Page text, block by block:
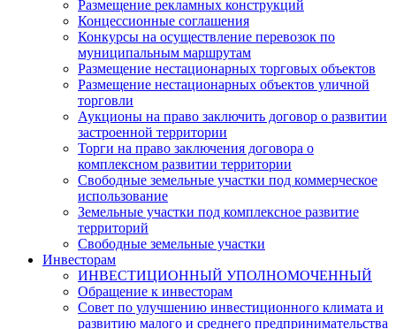
Размещение рекламных конструкций
Концессионные соглашения
Конкурсы на осуществление перевозок по
муниципальным маршрутам
Размещение нестационарных торговых объектов
Размещение нестационарных объектов уличной
торговли
Аукционы на право заключить договор о развитии
застроенной территории
Торги на право заключения договора о
комплексном развитии территории
Свободные земельные участки под коммерческое
использование
Земельные участки под комплексное развитие
территорий
Свободные земельные участки
Инвесторам
ИНВЕСТИЦИОННЫЙ УПОЛНОМОЧЕННЫЙ
Обращение к инвесторам
Совет по улучшению инвестиционного климата и
развитию малого и среднего предпринимательства